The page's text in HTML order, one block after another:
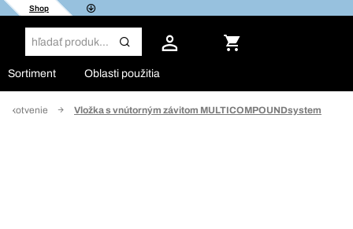
Shop
Sortiment Oblasti použitia
kotvenie Vložka s vnútorným závitom MULTICOMPOUNDsystem